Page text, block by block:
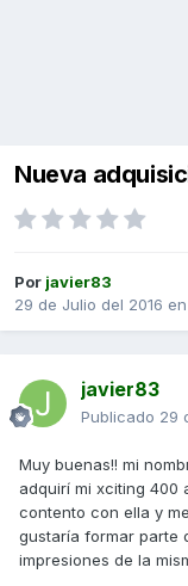
Nueva
Por javier83
29 de Julio del 2016 en
javier83
Publicado 29
Muy buenas!! mi
adquirí mi xciting 400
contento con ella y
gustaría formar parte
impresiones de la